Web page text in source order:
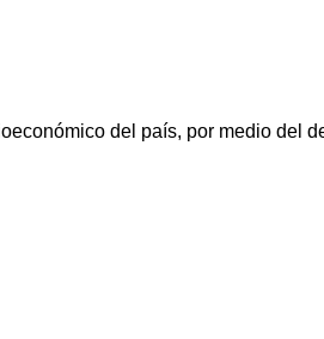
del país, por medio del